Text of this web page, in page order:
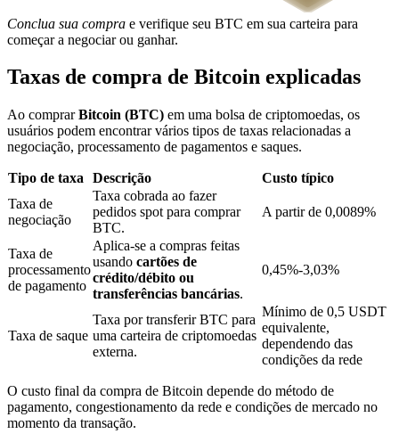
Investimentos exclusivos para titulares de BTR
Empréstimos
Serviço de empréstimo apoiado por criptografia
Conclua sua compra e verifique seu BTC em sua carteira para
começar a negociar ou ganhar.
Taxas de compra de Bitcoin explicadas
Ao comprarBitcoin (BTC) em uma bolsa de criptomoedas, os
usuários podem encontrar vários tipos de taxas relacionadas a
negociação, processamento de pagamentos e saques.
Tipo de taxa Descrição
Custo típico
Taxa de
negociação
Taxa cobrada ao fazer
pedidos spot para comprar
BTC.
A partir de 0,0089%
Taxa de
processamento
de pagamento
Aplica-se a compras feitas
usando cartões de
crédito/débito ou
transferências bancárias.
0,45%-3,03%
Taxa de saque
Taxa por transferir BTC para
uma carteira de criptomoedas
externa.
Mínimo de 0,5 USDT
equivalente,
dependendo das
condições da rede
O custo final da compra de Bitcoin depende do método de
pagamento, congestionamento da rede e condições de mercado no
momento da transação.